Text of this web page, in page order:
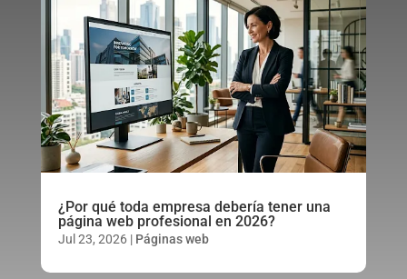
¿Por qué toda empresa debería tener una
página web profesional en 2026?
Jul 23, 2026| Páginas web